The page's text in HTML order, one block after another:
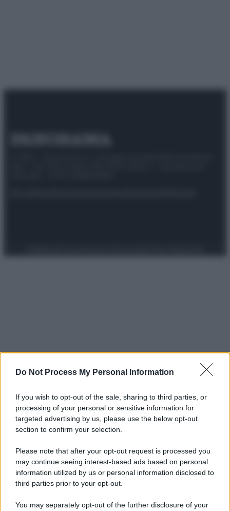
Do Not Process My Personal Information
If you wish to opt-out of the sale, sharing to third parties, or
processing of your personal or sensitive information for
targeted advertising by us, please use the below opt-out
section to confirm your selection.
Please note that after your opt-out request is processed you
may continue seeing interest-based ads based on personal
information utilized by us or personal information disclosed to
third parties prior to your opt-out.
You may separately opt-out of the further disclosure of your